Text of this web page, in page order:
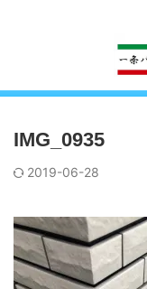
IMG_0935
2019-06-28